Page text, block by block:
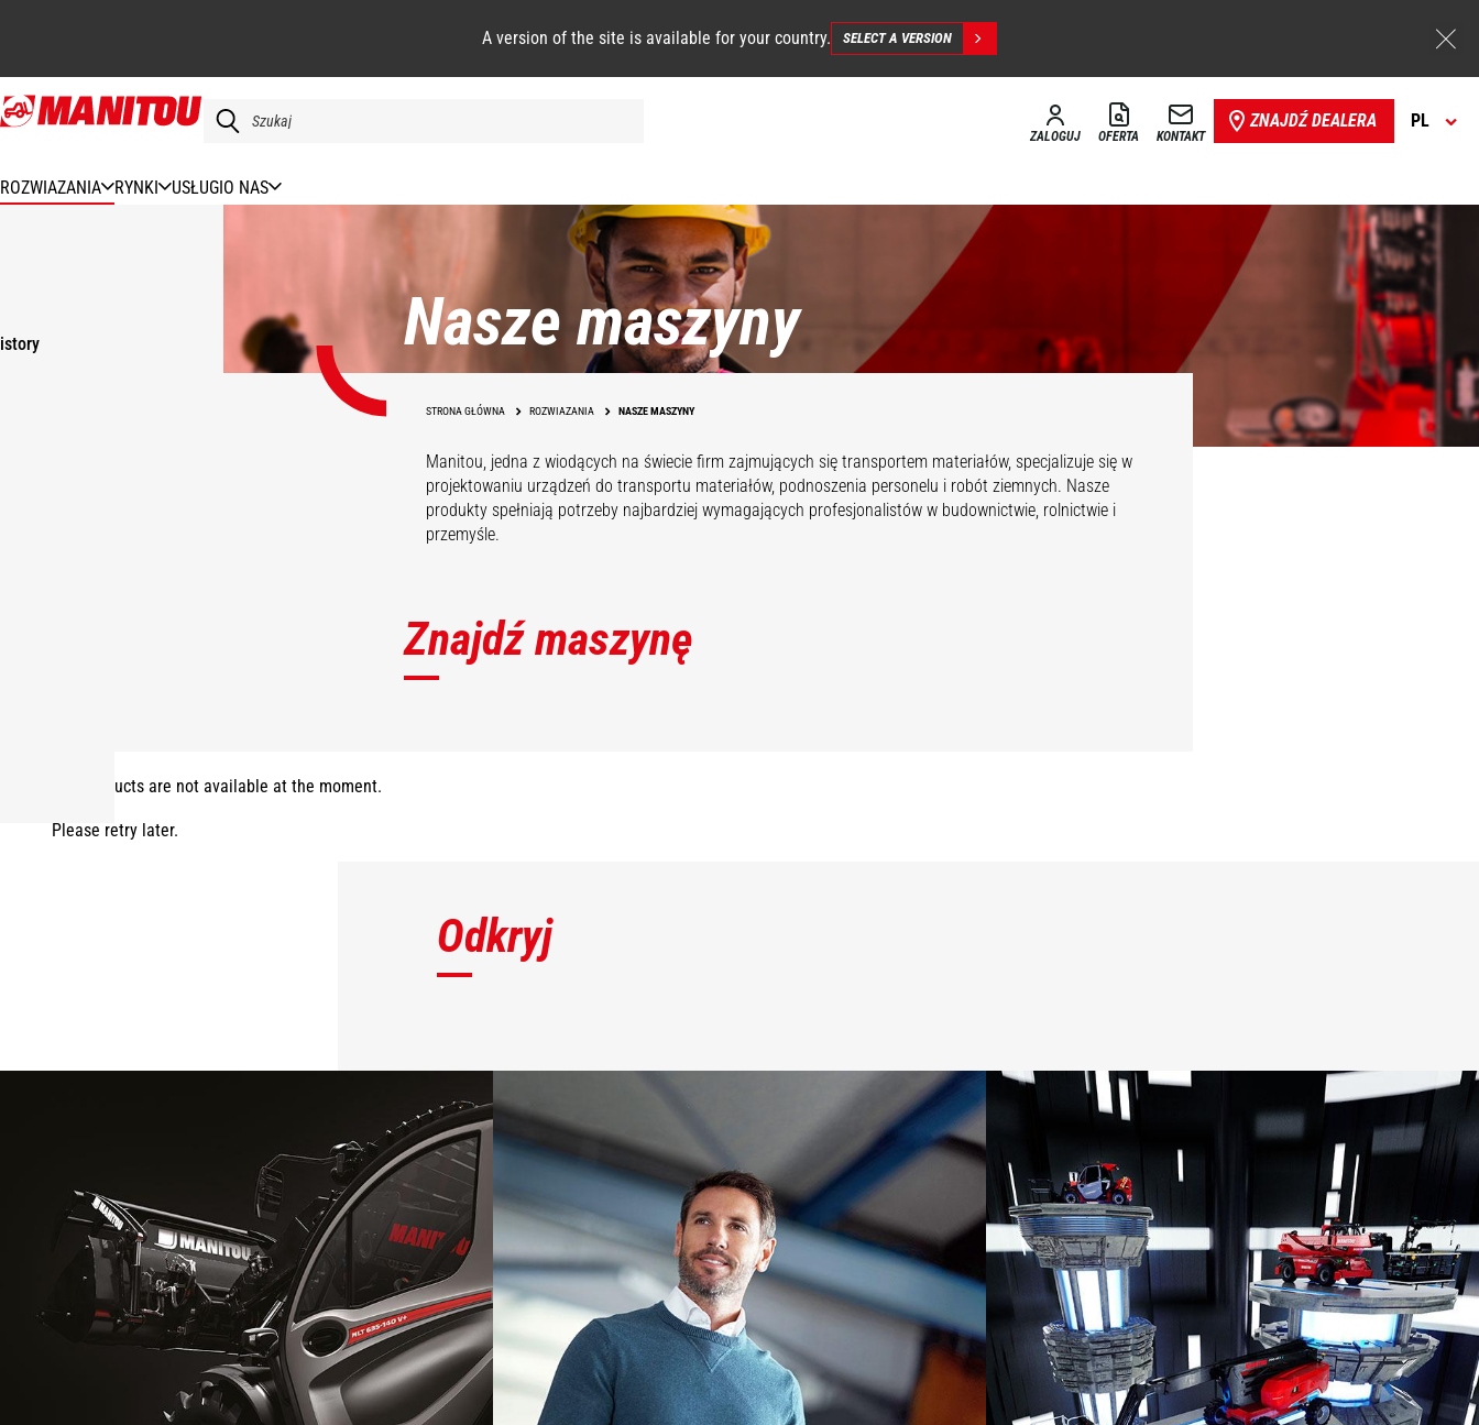
Przejdź
do
A version of the site is available for your country. SELECT A VERSION
ZALOGUJ OFERTA KONTAKT
ZNAJDŹ DEALERA PL
ROZWIAZANIA RYNKI USŁUGIO NAS
Nasze maszyny
STRONA GŁÓWNA ROZWIAZANIA NASZE MASZYNY
Manitou, jedna z wiodących na świecie firm zajmujących się transportem materiałów, specjalizuje się w
projektowaniu urządzeń do transportu materiałów, podnoszenia personelu i robót ziemnych. Nasze
produkty spełniają potrzeby najbardziej wymagających profesjonalistów w budownictwie, rolnictwie i
przemyśle.
Znajdź maszynę
The products are not available at the moment.
Please retry later.
Odkryj